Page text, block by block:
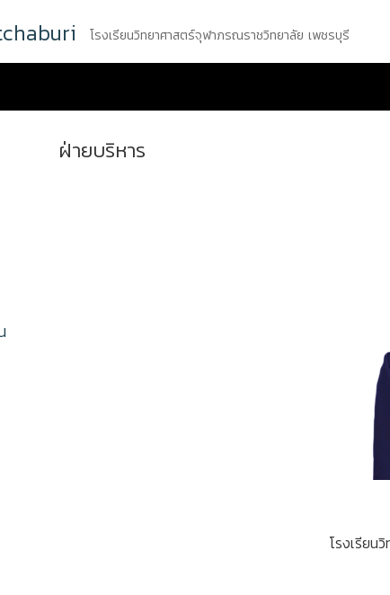
โรงเรียนวิทยาศาสตร์จุฬาภรณราชวิทยาลัย เพชรบุรี
ฝ่ายบริหาร
โรงเรียน